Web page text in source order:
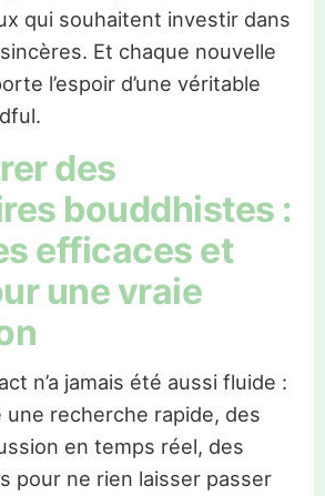
qui souhaitent investir dans
Et chaque nouvelle
l’espoir d’une véritable
des
bouddhistes :
efficaces et
une vraie
n’a jamais été aussi fluide :
recherche rapide, des
en temps réel, des
pour ne rien laisser passer